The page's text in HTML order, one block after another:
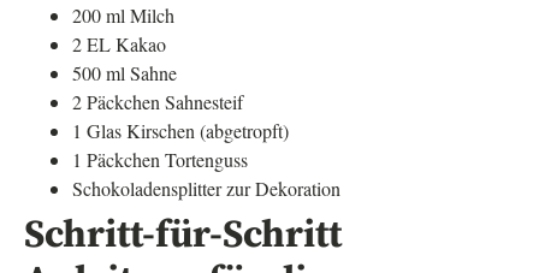
200 ml Milch
2 EL Kakao
500 ml Sahne
2 Päckchen Sahnesteif
1 Glas Kirschen (abgetropft)
1 Päckchen Tortenguss
Schokoladensplitter zur Dekoration
Schritt-für-Schritt